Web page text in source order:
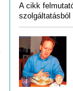
A cikk